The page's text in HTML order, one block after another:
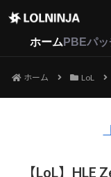
ホーム PBEパ
ホーム LoL
【LoL】HLE